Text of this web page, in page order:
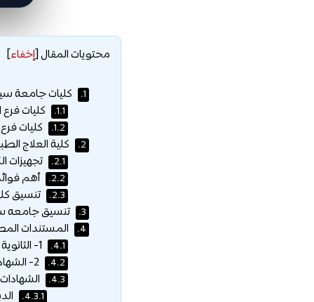
محتويات المقال[إخفاء]
1. كليات جامعة
1.1. كليات
1.2. كليات
2. كلية العلاج
2.1. تجهيزات
2.2. أهم
2.3. تنسيق
3. تنسيق جامعه
4. المستندات
4.1.
4.2.
4.3.
4.3.1.